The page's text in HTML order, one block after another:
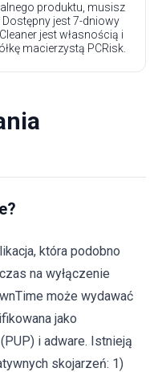
produktu, musisz
Dostępny jest 7-dniowy
jest własnością i
macierzystą PCRisk.
która podobno
na wyłączenie
może wydawać
jako
i adware. Istnieją
skojarzeń: 1)